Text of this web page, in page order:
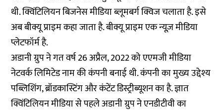
थी. क्विंटिलियन बिजनेस मीडिया ब्लूमबर्ग क्विज चलाता है. इसे
अब बीक्यू प्राइम कहा जाता है. बीक्यू प्राइम एक न्यूज़ मीडिया
प्लेटफॉर्म है.
अडानी ग्रुप ने गत वर्ष 26 अप्रैल, 2022 को एएमजी मीडिया
नेटवर्क लिमिटेड नाम की कंपनी बनाई थी. कंपनी का मुख्य उद्देश्य
पब्लिशिंग, ब्रॉडकास्टिंग और कंटेंट डिस्ट्रीब्यूशन का है. ज्ञात
क्विंटिलियन मीडिया से पहले अडानी ग्रुप ने एनडीटीवी का